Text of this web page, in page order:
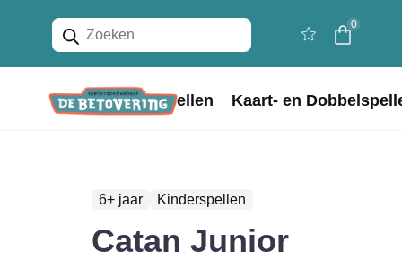
Producten
zoeken
0
Home Bordspellen Kaart- en
6+ jaar Kinderspellen
Catan Junior